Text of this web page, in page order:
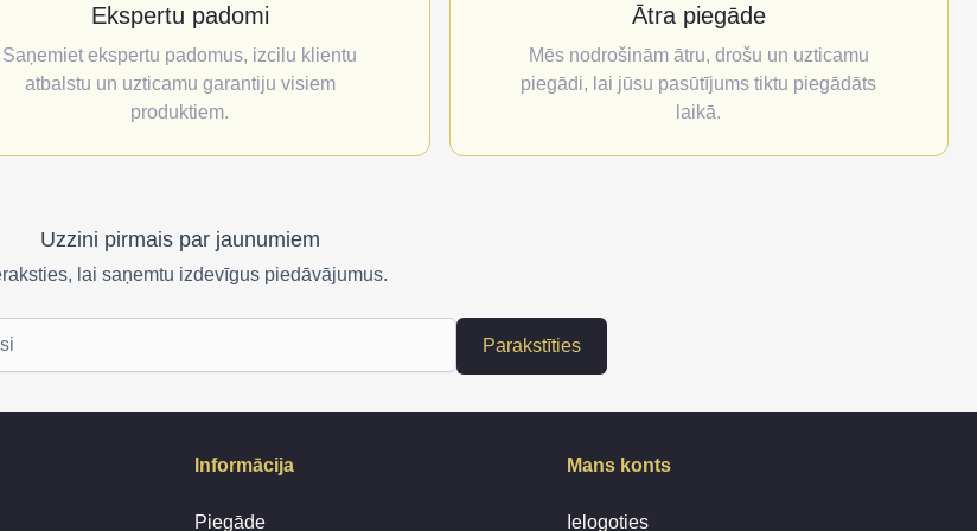
Ekspertu padomi
Saņemiet ekspertu padomus, izcilu klientu
atbalstu un uzticamu garantiju visiem
produktiem.
Ātra piegāde
Mēs nodrošinām ātru, drošu un uzticamu
piegādi, lai jūsu pasūtījums tiktu piegādāts
laikā.
Uzzini pirmais par jaunumiem
lai saņemtu izdevīgus piedāvājumus.
Parakstīties
Informācija
Piegāde
Mans konts
Ielogoties